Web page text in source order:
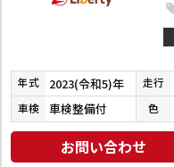
年式 2023(令和5)年 走行
車検 車検整備付 色
お問い合わせ